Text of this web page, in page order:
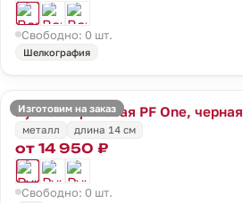
Свободно: 0 шт.
Шелкография
Изготовим на заказ
Ручка шариковая PF One, черная
металл
длина 14 см
от 14 950 ₽
Свободно: 0 шт.